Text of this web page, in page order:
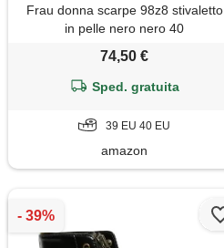
Frau donna scarpe 98z8 stivaletto
in pelle nero nero 40
74,50 €
Sped. gratuita
39 EU 40 EU
amazon